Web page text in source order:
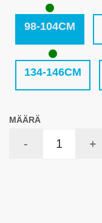
98-104CM
134-146CM
MÄÄRÄ
- +